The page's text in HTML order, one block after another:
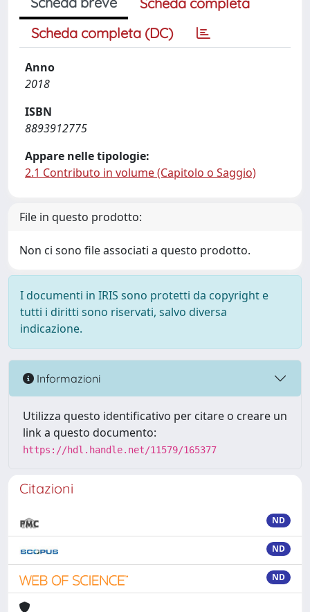
Scheda completa (DC)
Anno
2018
ISBN
8893912775
Appare nelle tipologie:
2.1 Contributo in volume (Capitolo o Saggio)
File in questo prodotto:
Non ci sono file associati a questo prodotto.
I documenti in IRIS sono protetti da copyright e
tutti i diritti sono riservati, salvo diversa
indicazione.
Informazioni
Utilizza questo identificativo per citare o creare un
link a questo documento:
https://hdl.handle.net/11579/165377
Citazioni
ND
ND
ND